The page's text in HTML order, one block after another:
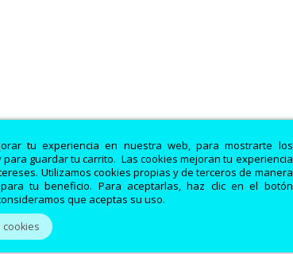
tu experiencia en nuestra web, para mostrarte los
guardar tu carrito. Las cookies mejoran tu experiencia
Utilizamos cookies propias y de terceros de manera
tu beneficio. Para aceptarlas, haz clic en el botón
que aceptas su uso.
cookies